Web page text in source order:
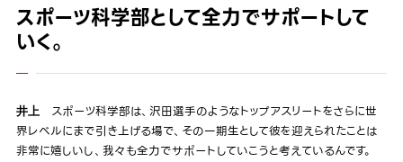
スポーツ科学部として全力でサポートして
いく。
井上スポーツ科学部は、沢田選手のようなトップアスリートをさらに世
界レベルにまで引き上げる場で、その一期生として彼を迎えられたことは
非常に嬉しいし、我々も全力でサポートしていこうと考えているんです。